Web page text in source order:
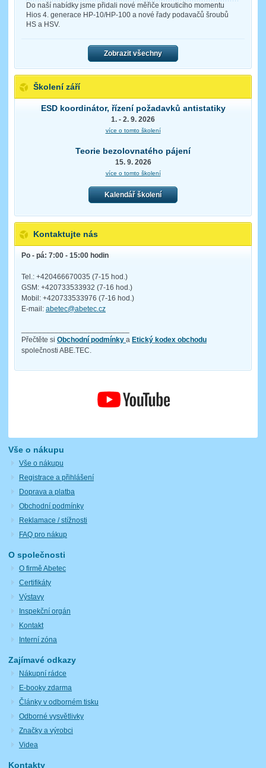
Do naší nabídky jsme přidali nové měřiče krouticího momentu
Hios 4. generace HP-10/HP-100 a nové řady podavačů šroubů
HS a HSV.
Zobrazit všechny
Školení září
ESD koordinátor, řízení požadavků antistatiky
1. - 2. 9. 2026
více o tomto školení
Teorie bezolovnatého pájení
15. 9. 2026
více o tomto školení
Kalendář školení
Kontaktujte nás
Po - pá: 7:00 - 15:00 hodin
Tel.: +420466670035 (7-15 hod.)
GSM: +420733533932 (7-16 hod.)
Mobil: +420733533976 (7-16 hod.)
E-mail: abetec@abetec.cz
Přečtěte si Obchodní podmínky a Etický kodex obchodu
společnosti ABE.TEC.
Vše o nákupu
Vše o nákupu
Registrace a přihlášení
Doprava a platba
Obchodní podmínky
Reklamace / stížnosti
FAQ pro nákup
O společnosti
O firmě Abetec
Certifikáty
Výstavy
Inspekční orgán
Kontakt
Interní zóna
Zajímavé odkazy
Nákupní rádce
E-booky zdarma
Články v odborném tisku
Odborné vysvětlivky
Značky a výrobci
Videa
Kontakty